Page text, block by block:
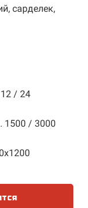
сарделек,
/ 24
1500 / 3000